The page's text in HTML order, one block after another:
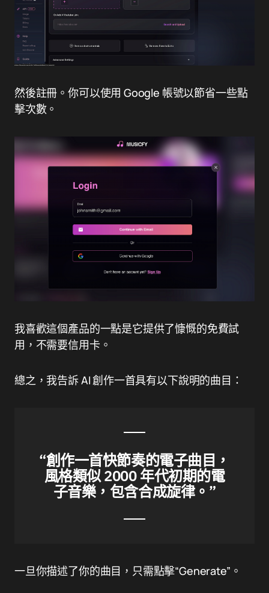
然後註冊。你可以使用 Google 帳號以節省一些點
擊次數。
我喜歡這個產品的一點是它提供了慷慨的免費試
用，不需要信用卡。
總之，我告訴 AI 創作一首具有以下說明的曲目：
“創作一首快節奏的電子曲目，
風格類似 2000 年代初期的電
子音樂，包含合成旋律。”
一旦你描述了你的曲目，只需點擊“Generate”。